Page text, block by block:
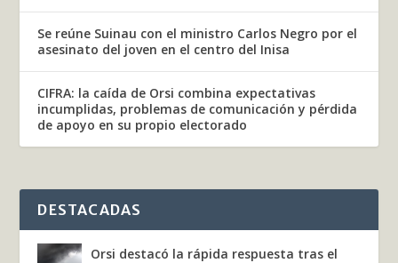
Se reúne Suinau con el ministro Carlos Negro por el
asesinato del joven en el centro del Inisa
CIFRA: la caída de Orsi combina expectativas
incumplidas, problemas de comunicación y pérdida
de apoyo en su propio electorado
DESTACADAS
Orsi destacó la rápida respuesta tras el